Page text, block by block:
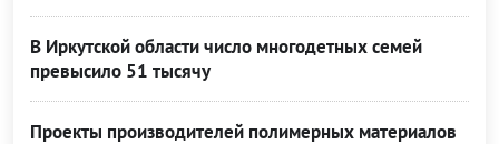
В Иркутской области число многодетных семей
превысило 51 тысячу
Проекты производителей полимерных материалов